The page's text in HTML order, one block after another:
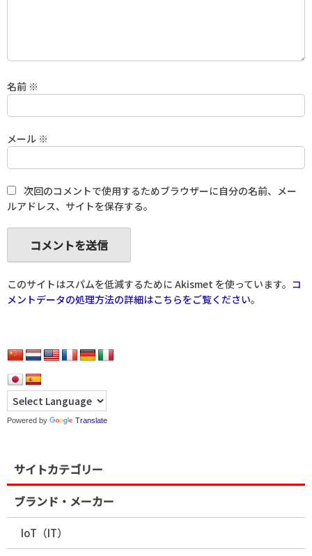
名前 ※
メール ※
次回のコメントで使用するためブラウザーに自分の名前、メー
ルアドレス、サイトを保存する。
このサイトはスパムを低減するために Akismet を使っています。 コ
メントデータの処理方法の詳細はこちらをご覧ください。
Powered by Translate
サイトカテゴリー
ブランド・メーカー
IoT（IT）